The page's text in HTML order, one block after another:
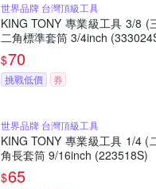
世界品牌 台灣頂級工具
KING TONY 專業級工具 3/8 (
二角標準套筒 3/4inch
$70
挑戰低價 券
世界品牌 台灣頂級工具
KING TONY 專業級工具 1/4 (
角長套筒 9/16inch (223518S)
$65